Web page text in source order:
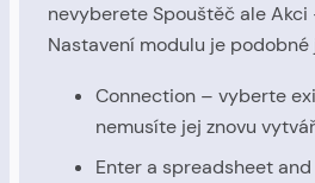
nevyberete Spouštěč ale Akci
Nastavení modulu je podobné
Connection – vyberte
nemusíte jej znovu
Enter a spreadsheet